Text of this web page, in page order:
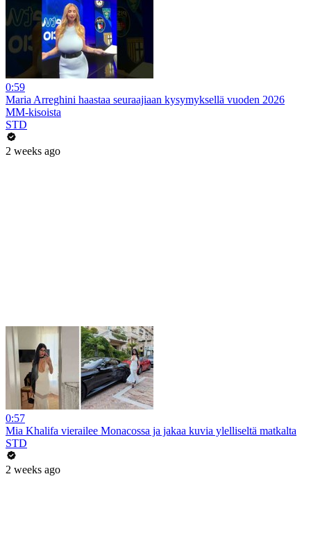
0:59
Maria Arreghini haastaa seuraajiaan kysymyksellä vuoden 2026
MM-kisoista
STD
2 weeks ago
0:57
Mia Khalifa vierailee Monacossa ja jakaa kuvia ylelliseltä matkalta
STD
2 weeks ago